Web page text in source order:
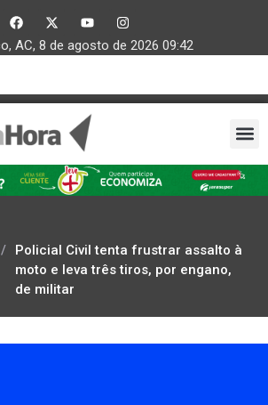
AC, 8 de agosto de 2026 09:42
/
Policial Civil tenta frustrar assalto à
moto e leva três tiros, por engano,
de militar